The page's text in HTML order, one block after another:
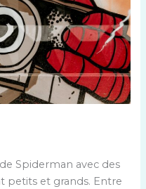
Spiderman avec des
petits et grands. Entre